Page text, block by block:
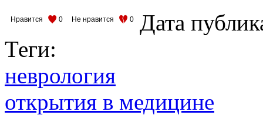
Нравится 0 Не нравится 0
Дата
Теги:
неврология
открытия в медицине